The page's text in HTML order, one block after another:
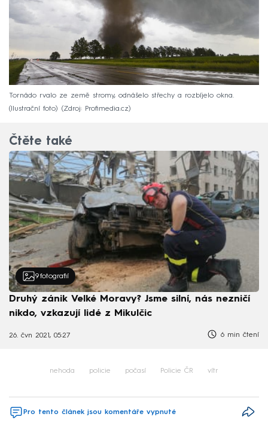
Tornádo rvalo ze země stromy, odnášelo střechy a rozbíjelo okna.
(Ilustrační foto)
Zdroj: Profimedia.cz
Čtěte také
9 fotografií
Druhý zánik Velké Moravy? Jsme silní, nás nezničí
nikdo, vzkazují lidé z Mikulčic
26. čvn 2021, 05:27 6 min čtení
nehoda policie počasí Policie ČR vítr
Pro tento článek jsou komentáře vypnuté